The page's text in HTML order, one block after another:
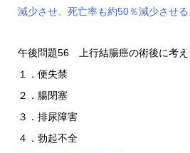
減少させ、死亡率も約50％減少させる
午後問題56 上行結腸癌の術後に考え
１．便失禁
２．腸閉塞
３．排尿障害
４．勃起不全